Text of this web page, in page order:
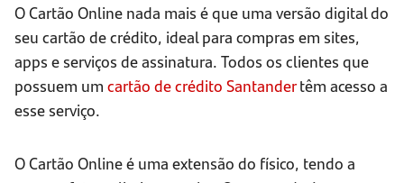
O Cartão Online nada mais é que uma versão digital do
seu cartão de crédito, ideal para compras em sites,
apps e serviços de assinatura. Todos os clientes que
possuem um cartão de crédito Santandertêm acesso a
esse serviço.
O Cartão Online é uma extensão do físico, tendo a